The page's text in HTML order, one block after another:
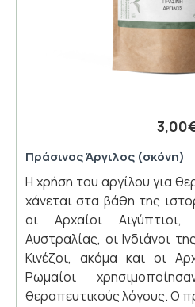
Πράσινος Άργιλος (σκόνη)
Η χρήση του αργίλου για
χάνεται στα βάθη της
οι Αρχαίοι
Αυστραλίας, οι Ινδιάνοι
Κινέζοι, ακόμα και οι
Ρωμαίοι
θεραπευτικούς λόγους. Ο